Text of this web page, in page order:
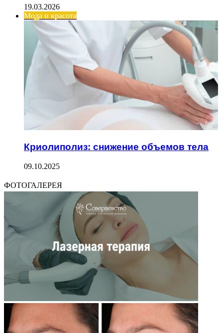
19.03.2026
Мода и красота
Криолиполиз: снижение объемов тела
09.10.2025
ФОТОГАЛЕРЕЯ